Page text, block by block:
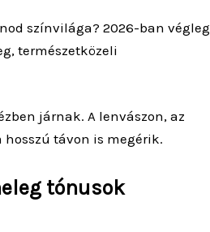
színvilága? 2026-ban végleg
természetközeli
járnak. A lenvászon, az
távon is megérik.
tónusok